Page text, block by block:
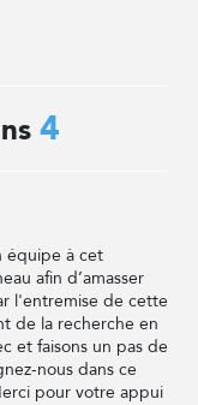
4
équipe à cet
afin d’amasser
l'entremise de cette
de la recherche en
et faisons un pas de
nous dans ce
pour votre appui